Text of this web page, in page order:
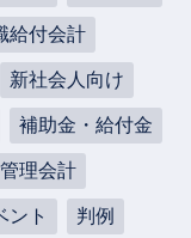
給付会計
新社会人向け
補助金・給付金
管理会計
ント 判例